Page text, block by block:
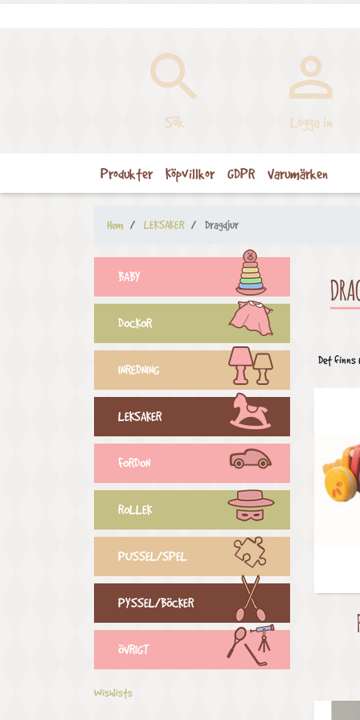

Sök

Logga in
Produkter Köpvillkor GDPR Varumärken
Hem LEKSAKER Dragdjur
BABY
DOCKOR
INREDNING
LEKSAKER
FORDON
ROLLEK
PUSSEL/SPEL
PYSSEL/BÖCKER
ÖVRIGT
Wishlists
Det finns